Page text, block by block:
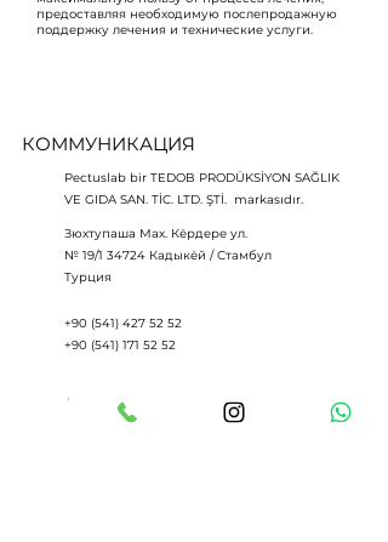
предоставляя необходимую послепродажную
поддержку лечения и технические услуги.
КОММУНИКАЦИЯ
Pectuslab bir TEDOB PRODÜKSİYON SAĞLIK
VE GIDA SAN. TİC. LTD. ŞTİ. markasıdır.
Зюхтупаша Мах. Кёрдере ул.
№ 19/1 34724 Кадыкёй / Стамбул
Турция
+90 (541) 427 52 52
+90 (541) 171 52 52
info@pectuslab.com